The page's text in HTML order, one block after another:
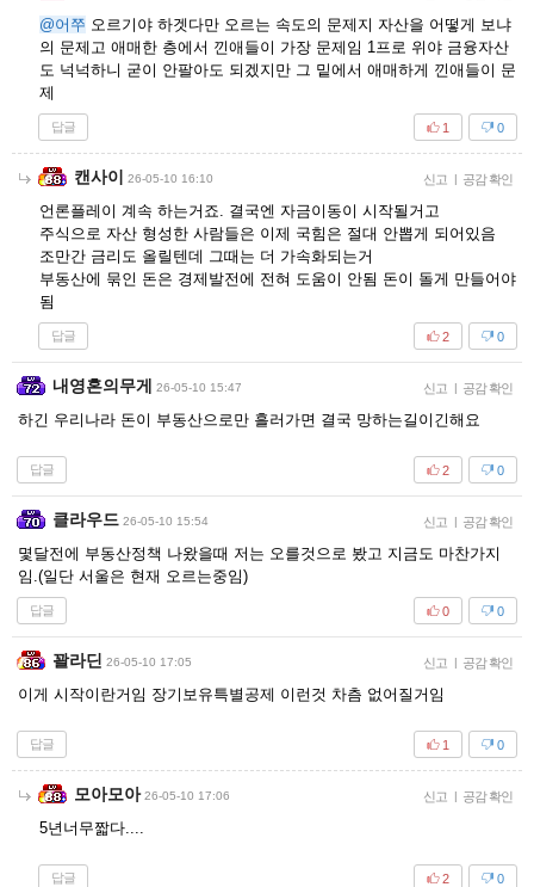
@어쭈 오르기야 하겟다만 오르는 속도의 문제지 자산을 어떻게 보냐
의 문제고 애매한 층에서 낀애들이 가장 문제임 1프로 위야 금융자산
도 넉넉하니 굳이 안팔아도 되겠지만 그 밑에서 애매하게 낀애들이 문
제
답글 0
1
캔사이 26-05-10 16:10 신고 | 공감 확인
언론플레이 계속 하는거죠. 결국엔 자금이동이 시작될거고
주식으로 자산 형성한 사람들은 이제 국힘은 절대 안뽑게 되어있음
조만간 금리도 올릴텐데 그때는 더 가속화되는거
부동산에 묶인 돈은 경제발전에 전혀 도움이 안됨 돈이 돌게 만들어야
됨
답글 0
2
내영혼의무게 26-05-10 15:47 신고 | 공감 확인
하긴 우리나라 돈이 부동산으로만 흘러가면 결국 망하는길이긴해요
답글 0
2
클라우드 26-05-10 15:54 신고 | 공감 확인
몇달전에 부동산정책 나왔을때 저는 오를것으로 봤고 지금도 마찬가지
임.(일단 서울은 현재 오르는중임)
답글 0
0
꽐라딘 26-05-10 17:05 신고 | 공감 확인
이게 시작이란거임 장기보유특별공제 이런것 차츰 없어질거임
답글 0
1
모아모아 26-05-10 17:06 신고 | 공감 확인
5년너무짧다....
답글 0
2